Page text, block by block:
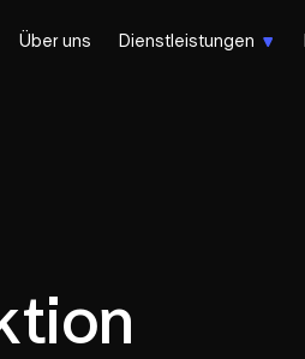
Über uns Dienstleistungen